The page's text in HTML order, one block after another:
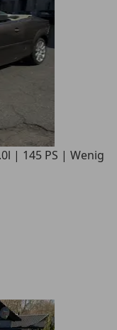
| 145 PS | Wenig